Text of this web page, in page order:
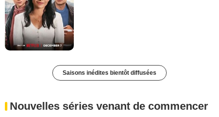
Saisons inédites bientôt diffusées
Nouvelles séries venant de commencer